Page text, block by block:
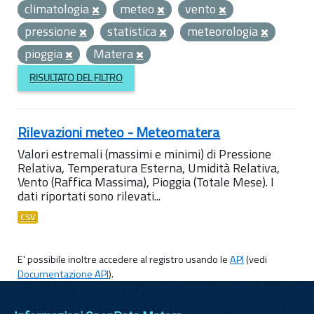
climatologia
meteo
vento
pressione
statistica
meteorologia
pioggia
Matera
RISULTATO DEL FILTRO
Rilevazioni meteo - Meteomatera
Valori estremali (massimi e minimi) di Pressione
Relativa, Temperatura Esterna, Umidità Relativa,
Vento (Raffica Massima), Pioggia (Totale Mese). I
dati riportati sono rilevati...
CSV
E' possibile inoltre accedere al registro usando leAPI(vedi
Documentazione API).